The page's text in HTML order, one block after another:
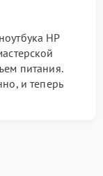
HP
питания.
и теперь